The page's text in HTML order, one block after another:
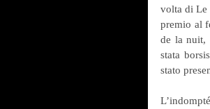
volta di Le
premio al
de la nuit,
stata
stato